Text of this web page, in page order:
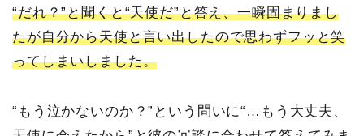
“だれ？”と聞くと“天使だ”と答え、一瞬固まりまし
たが自分から天使と言い出したので思わずフッと笑
ってしまいしました。
“もう泣かないのか？”という問いに“…もう大丈夫、